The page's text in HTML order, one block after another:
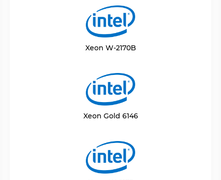
Xeon W-2170B
Xeon Gold 6146